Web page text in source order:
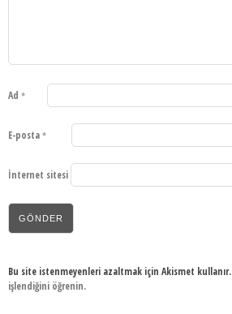
Ad *
E-posta *
İnternet sitesi
Bu site istenmeyenleri azaltmak için Akismet kullanır.
işlendiğini öğrenin.